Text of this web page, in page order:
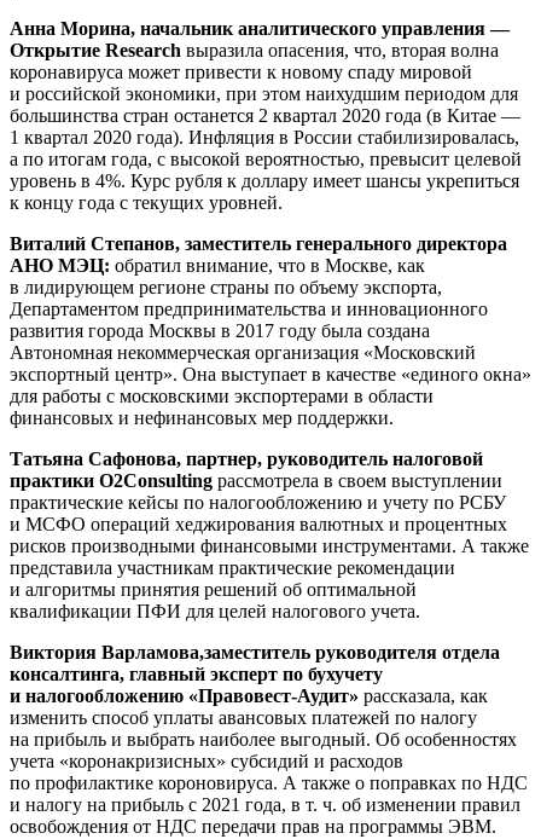
Анна Морина, начальник аналитического управления —
Открытие Research выразила опасения, что, вторая волна
коронавируса может привести к новому спаду мировой
и российской экономики, при этом наихудшим периодом для
большинства стран останется 2 квартал 2020 года (в Китае —
1 квартал 2020 года). Инфляция в России стабилизировалась,
а по итогам года, с высокой вероятностью, превысит целевой
уровень в 4%. Курс рубля к доллару имеет шансы укрепиться
к концу года с текущих уровней.
Виталий Степанов, заместитель генерального директора
АНО МЭЦ: обратил внимание, что в Москве, как
в лидирующем регионе страны по объему экспорта,
Департаментом предпринимательства и инновационного
развития города Москвы в 2017 году была создана
Автономная некоммерческая организация «Московский
экспортный центр». Она выступает в качестве «единого окна»
для работы с московскими экспортерами в области
финансовых и нефинансовых мер поддержки.
Татьяна Сафонова, партнер, руководитель налоговой
практики O2Consulting рассмотрела в своем выступлении
практические кейсы по налогообложению и учету по РСБУ
и МСФО операций хеджирования валютных и процентных
рисков производными финансовыми инструментами. А также
представила участникам практические рекомендации
и алгоритмы принятия решений об оптимальной
квалификации ПФИ для целей налогового учета.
Виктория Варламова,заместитель руководителя отдела
консалтинга, главный эксперт по бухучету
и налогообложению «Правовест-Аудит» рассказала, как
изменить способ уплаты авансовых платежей по налогу
на прибыль и выбрать наиболее выгодный. Об особенностях
учета «коронакризисных» субсидий и расходов
по профилактике короновируса. А также о поправках по НДС
и налогу на прибыль с 2021 года, в т. ч. об изменении правил
освобождения от НДС передачи прав на программы ЭВМ.